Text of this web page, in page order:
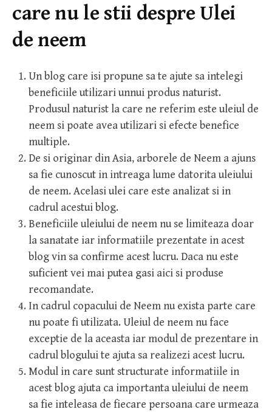
care nu le stii despre Ulei
de neem
Un blog care isi propune sa te ajute sa intelegi
beneficiile utilizari unnui produs naturist.
Produsul naturist la care ne referim este uleiul de
neem si poate avea utilizari si efecte benefice
multiple.
De si originar din Asia, arborele de Neem a ajuns
sa fie cunoscut in intreaga lume datorita uleiului
de neem. Acelasi ulei care este analizat si in
cadrul acestui blog.
Beneficiile uleiului de neem nu se limiteaza doar
la sanatate iar informatiile prezentate in acest
blog vin sa confirme acest lucru. Daca nu este
suficient vei mai putea gasi aici si produse
recomandate.
In cadrul copacului de Neem nu exista parte care
nu poate fi utilizata. Uleiul de neem nu face
exceptie de la aceasta iar modul de prezentare in
cadrul blogului te ajuta sa realizezi acest lucru.
Modul in care sunt structurate informatiile in
acest blog ajuta ca importanta uleiului de neem
sa fie inteleasa de fiecare persoana care urmeaza